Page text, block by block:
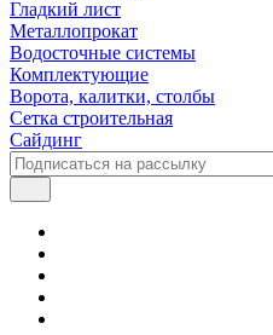
Гладкий лист
Металлопрокат
Водосточные системы
Комплектующие
Ворота, калитки, столбы
Сетка строительная
Сайдинг